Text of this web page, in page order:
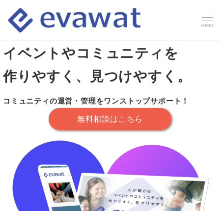
MENU
人が繋がる
イベントやコミュニティを
作りやすく、見つけやすく。
コミュニティの運営・管理をワンストップサポート！
無料相談はこちら